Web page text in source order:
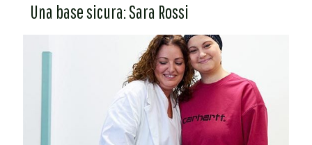
Una base sicura: Sara Rossi